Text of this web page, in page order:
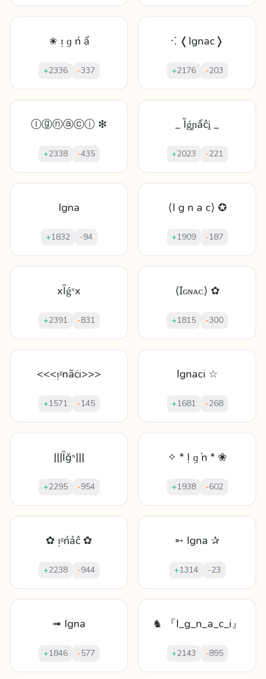
✬ ᴉ ɡ ń ẩ
+2336 -337
⁖ ❬Ignac❭
+2176 -203
Ⓘⓖⓝⓐⓒⓘ ❇
+2338 -435
_ Ȉǵɲẩĉḭ _
+2023 -221
Igna
+1832 -94
⟨I g n a c⟩ ✪
+1909 -187
xȊǵᶰx
+2391 -831
⟨Ɪɢɴᴀᴄ⟩ ✿
+1815 -300
<<<ᴉᵍnãċі>>>
+1571 -145
Ignaci ☆
+1681 -268
|||Ȋğᶰ|||
+2295 -954
✧ * Ị ɡ ŉ * ❀
+1938 -602
✿ ᴉᵍńảĉ ✿
+2238 -944
➵ Igna ✰
+1314 -23
➟ Igna
+1846 -577
♞ 『I_g_n_a_c_i』
+2143 -895